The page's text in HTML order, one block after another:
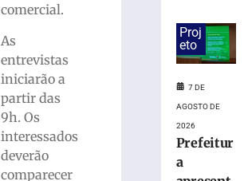
comercial.
As
entrevistas
iniciarão a
partir das
9h. Os
interessados
deverão
comparecer
Proj
eto
7 DE
AGOSTO DE
2026
Prefeitur
a